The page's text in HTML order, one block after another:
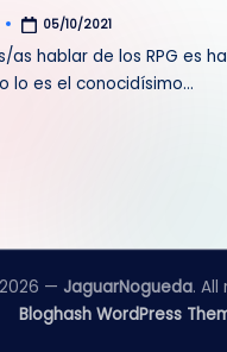
05/10/2021
as hablar de los RPG es
lo es el conocidísimo…
— JaguarNogueda. All
Bloghash WordPress